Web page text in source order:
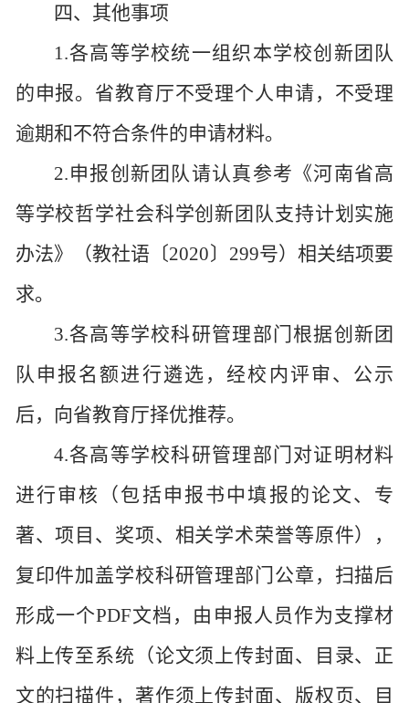
四、其他事项
1.各高等学校统一组织本学校创新团队
的申报。省教育厅不受理个人申请，不受理
逾期和不符合条件的申请材料。
2.申报创新团队请认真参考《河南省高
等学校哲学社会科学创新团队支持计划实施
办法》（教社语〔2020〕299号）相关结项要
求。
3.各高等学校科研管理部门根据创新团
队申报名额进行遴选，经校内评审、公示
后，向省教育厅择优推荐。
4.各高等学校科研管理部门对证明材料
进行审核（包括申报书中填报的论文、专
著、项目、奖项、相关学术荣誉等原件），
复印件加盖学校科研管理部门公章，扫描后
形成一个PDF文档，由申报人员作为支撑材
料上传至系统（论文须上传封面、目录、正
文的扫描件，著作须上传封面、版权页、目